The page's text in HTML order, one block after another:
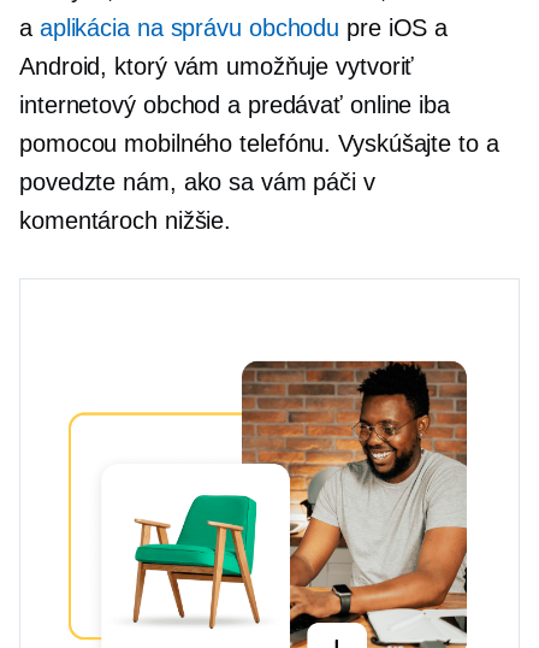
a aplikácia na správu obchodu pre iOS a
Android, ktorý vám umožňuje vytvoriť
internetový obchod a predávať online iba
pomocou mobilného telefónu. Vyskúšajte to a
povedzte nám, ako sa vám páči v
komentároch nižšie.